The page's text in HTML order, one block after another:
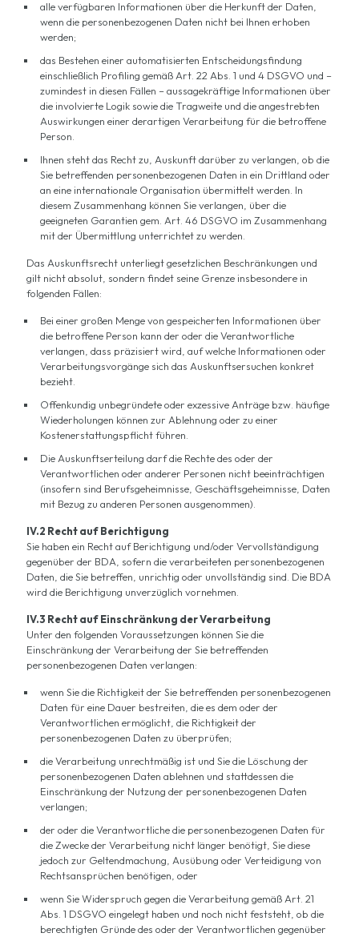
alle verfügbaren Informationen über die Herkunft der Daten,
wenn die personenbezogenen Daten nicht bei Ihnen erhoben
werden;
das Bestehen einer automatisierten Entscheidungsfindung
einschließlich Profiling gemäß Art. 22 Abs. 1 und 4 DSGVO und –
zumindest in diesen Fällen – aussagekräftige Informationen über
die involvierte Logik sowie die Tragweite und die angestrebten
Auswirkungen einer derartigen Verarbeitung für die betroffene
Person.
Ihnen steht das Recht zu, Auskunft darüber zu verlangen, ob die
Sie betreffenden personenbezogenen Daten in ein Drittland oder
an eine internationale Organisation übermittelt werden. In
diesem Zusammenhang können Sie verlangen, über die
geeigneten Garantien gem. Art. 46 DSGVO im Zusammenhang
mit der Übermittlung unterrichtet zu werden.
Das Auskunftsrecht unterliegt gesetzlichen Beschränkungen und
gilt nicht absolut, sondern findet seine Grenze insbesondere in
folgenden Fällen:
Bei einer großen Menge von gespeicherten Informationen über
die betroffene Person kann der oder die Verantwortliche
verlangen, dass präzisiert wird, auf welche Informationen oder
Verarbeitungsvorgänge sich das Auskunftsersuchen konkret
bezieht.
Offenkundig unbegründete oder exzessive Anträge bzw. häufige
Wiederholungen können zur Ablehnung oder zu einer
Kostenerstattungspflicht führen.
Die Auskunftserteilung darf die Rechte des oder der
Verantwortlichen oder anderer Personen nicht beeinträchtigen
(insofern sind Berufsgeheimnisse, Geschäftsgeheimnisse, Daten
mit Bezug zu anderen Personen ausgenommen).
IV.2 Recht auf Berichtigung
Sie haben ein Recht auf Berichtigung und/oder Vervollständigung
gegenüber der BDA, sofern die verarbeiteten personenbezogenen
Daten, die Sie betreffen, unrichtig oder unvollständig sind. Die BDA
wird die Berichtigung unverzüglich vornehmen.
IV.3 Recht auf Einschränkung der Verarbeitung
Unter den folgenden Voraussetzungen können Sie die
Einschränkung der Verarbeitung der Sie betreffenden
personenbezogenen Daten verlangen:
wenn Sie die Richtigkeit der Sie betreffenden personenbezogenen
Daten für eine Dauer bestreiten, die es dem oder der
Verantwortlichen ermöglicht, die Richtigkeit der
personenbezogenen Daten zu überprüfen;
die Verarbeitung unrechtmäßig ist und Sie die Löschung der
personenbezogenen Daten ablehnen und stattdessen die
Einschränkung der Nutzung der personenbezogenen Daten
verlangen;
der oder die Verantwortliche die personenbezogenen Daten für
die Zwecke der Verarbeitung nicht länger benötigt, Sie diese
jedoch zur Geltendmachung, Ausübung oder Verteidigung von
Rechtsansprüchen benötigen, oder
wenn Sie Widerspruch gegen die Verarbeitung gemäß Art. 21
Abs. 1 DSGVO eingelegt haben und noch nicht feststeht, ob die
berechtigten Gründe des oder der Verantwortlichen gegenüber